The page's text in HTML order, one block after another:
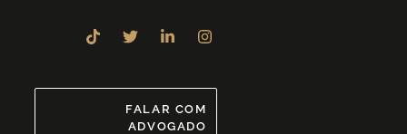
FALAR COM
ADVOGADO